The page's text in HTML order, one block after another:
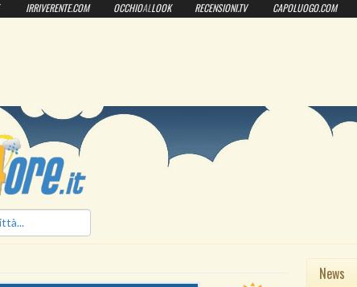
ilmeteo24ore.it
News
IRRIVERENTE.COM OCCHIOALLOOK RECENSIONI.TV CAPOLUOGO.COM